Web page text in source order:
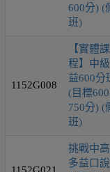
600分) (
班)
1152G008
【實體課
程】中
益600分
(目標
750分) (
班)
挑戰中
多益口